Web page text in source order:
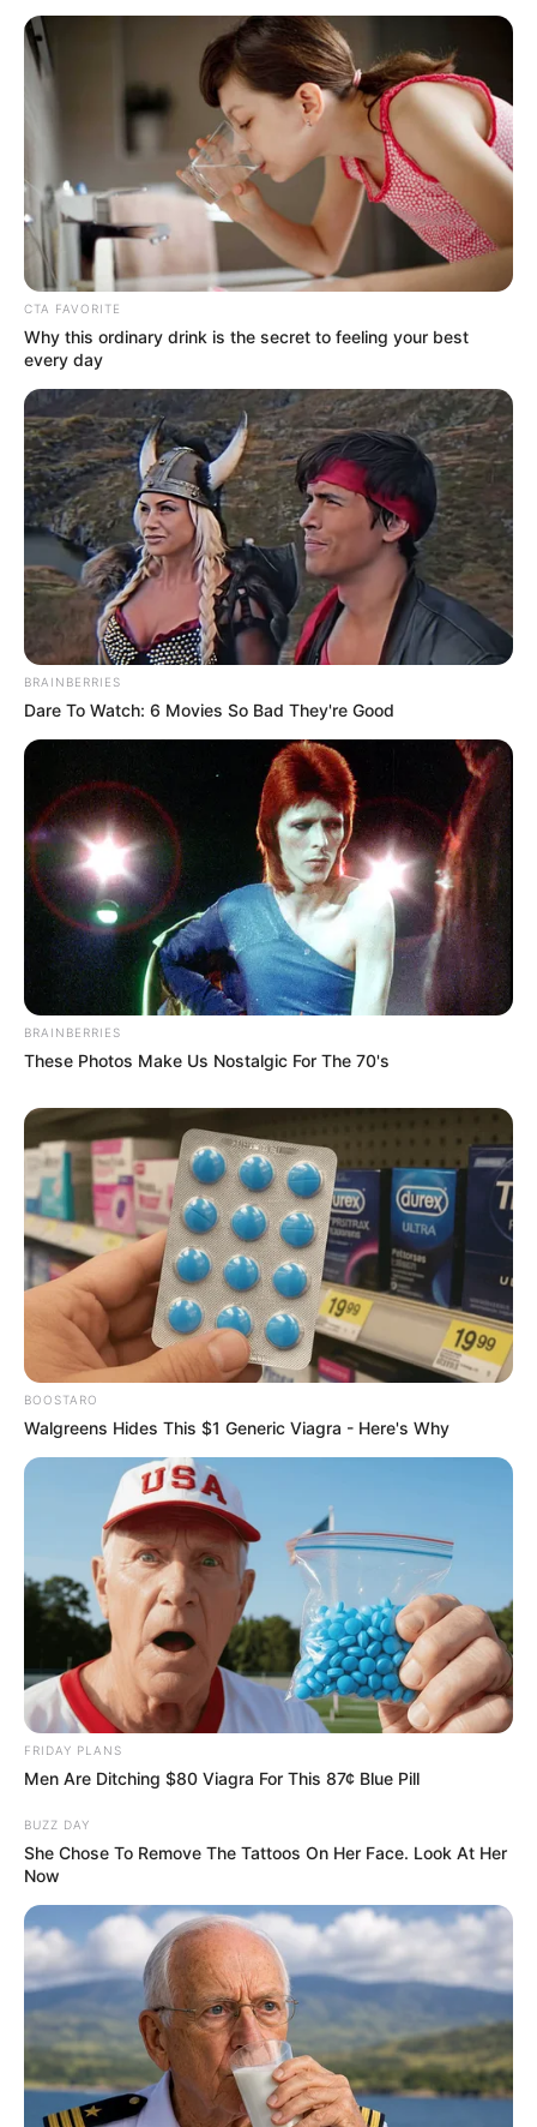
CTA FAVORITE
Why this ordinary drink is the secret to feeling your best
every day
BRAINBERRIES
Dare To Watch: 6 Movies So Bad They're Good
BRAINBERRIES
These Photos Make Us Nostalgic For The 70's
BOOSTARO
Walgreens Hides This $1 Generic Viagra - Here's Why
FRIDAY PLANS
Men Are Ditching $80 Viagra For This 87¢ Blue Pill
BUZZ DAY
She Chose To Remove The Tattoos On Her Face. Look At Her
Now